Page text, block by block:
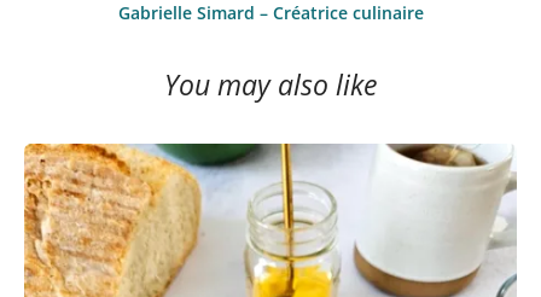
Gabrielle Simard – Créatrice culinaire
You may also like